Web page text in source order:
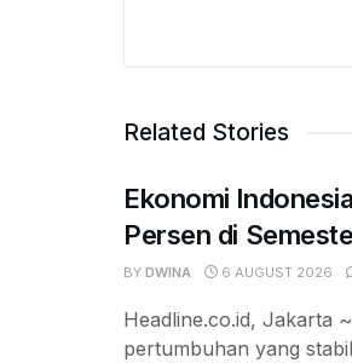
Related Stories
Ekonomi
Persen di
BY DWINA 6 AUGUST 2026
Headline.co.id, Jakarta
pertumbuhan yang